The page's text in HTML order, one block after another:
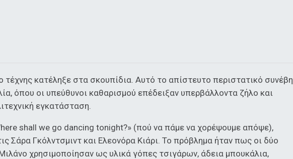
τέχνης κατέληξε στα σκουπίδια. Αυτό το απίστευτο περιστατικό συνέβη
όπου οι υπεύθυνοι καθαρισμού επέδειξαν υπερβάλλοντα ζήλο και
εγκατάσταση.
shall we go dancing tonight?» (πού να πάμε να χορέψουμε απόψε),
Σάρα Γκόλντσμιντ και Ελεονόρα Κιάρι. Το πρόβλημα ήταν πως οι δύο
χρησιμοποίησαν ως υλικά γόπες τσιγάρων, άδεια μπουκάλια,